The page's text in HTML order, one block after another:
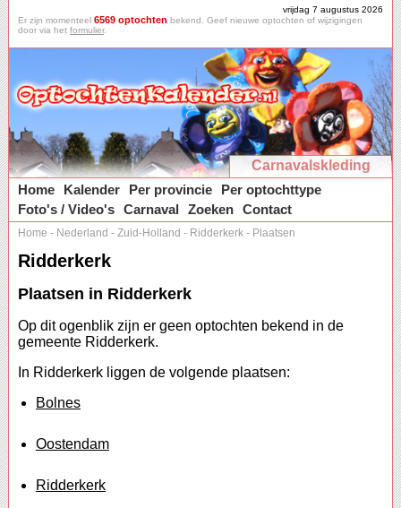
vrijdag 7 augustus 2026
Er zijn momenteel 6569 optochten bekend. Geef nieuwe optochten of wijzigingen
door via het formulier.
Carnavalskleding
Home
Kalender Per provincie
Per optochttype
Foto's / Video's Carnaval Zoeken Contact
Home - Nederland - Zuid-Holland - Ridderkerk - Plaatsen
Ridderkerk
Plaatsen in Ridderkerk
Op dit ogenblik zijn er geen optochten bekend in de
gemeente Ridderkerk.
In Ridderkerk liggen de volgende plaatsen:
Bolnes
Oostendam
Ridderkerk